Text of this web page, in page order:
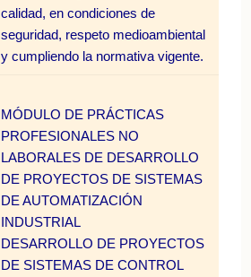
calidad, en condiciones de
seguridad, respeto medioambiental
y cumpliendo la normativa vigente.
MÓDULO DE PRÁCTICAS
PROFESIONALES NO
LABORALES DE DESARROLLO
DE PROYECTOS DE SISTEMAS
DE AUTOMATIZACIÓN
INDUSTRIAL
DESARROLLO DE PROYECTOS
DE SISTEMAS DE CONTROL